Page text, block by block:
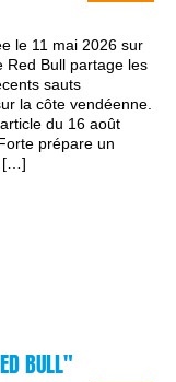
le 11 mai 2026 sur
Red Bull partage les
sauts
la côte vendéenne.
du 16 août
prépare un
[…]
BULL"